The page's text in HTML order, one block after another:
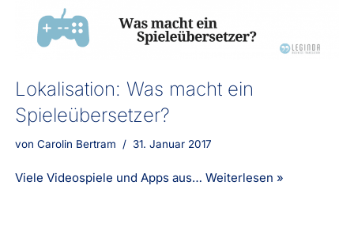
Lokalisation: Was macht ein
Spieleübersetzer?
vonCarolin Bertram 31. Januar 2017
Viele Videospiele und Apps aus…Weiterlesen »